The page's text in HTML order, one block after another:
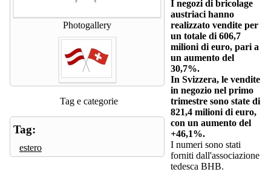
Photogallery
Tag e categorie
Tag:
estero
I negozi di bricolage
austriaci hanno
realizzato vendite per
un totale di 606,7
milioni di euro, pari a
un aumento del
30,7%.
In Svizzera, le vendite
in negozio nel primo
trimestre sono state di
821,4 milioni di euro,
con un aumento del
+46,1%.
I numeri sono stati
forniti dall'associazione
tedesca BHB.